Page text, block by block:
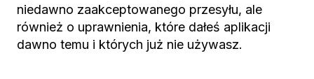
niedawno zaakceptowanego przesyłu, ale
również o uprawnienia, które dałeś aplikacji
dawno temu i których już nie używasz.